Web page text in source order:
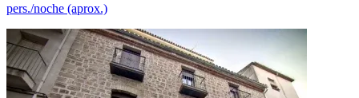
pers./noche (aprox.)